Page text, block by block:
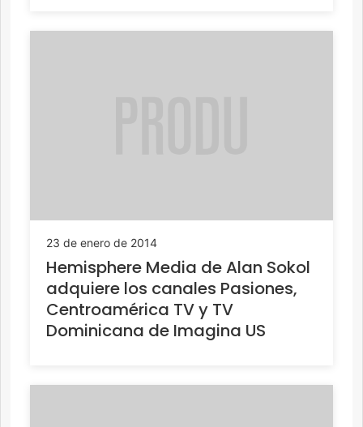
23 de enero de 2014
Hemisphere Media de Alan Sokol
adquiere los canales Pasiones,
Centroamérica TV y TV
Dominicana de Imagina US